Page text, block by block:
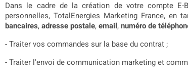
Dans le cadre de la création de votre compte E-
personnelles, TotalEnergies Marketing France, en
bancaires, adresse postale, email, numéro de
- Traiter vos commandes sur la base du contrat ;
- Traiter l'envoi de communication marketing et